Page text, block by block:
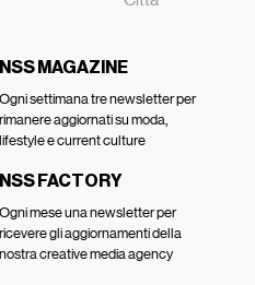
NSS MAGAZINE
Ogni settimana tre newsletter per
rimanere aggiornati su moda,
lifestyle e current culture
NSS FACTORY
Ogni mese una newsletter per
ricevere gli aggiornamenti della
nostra creative media agency